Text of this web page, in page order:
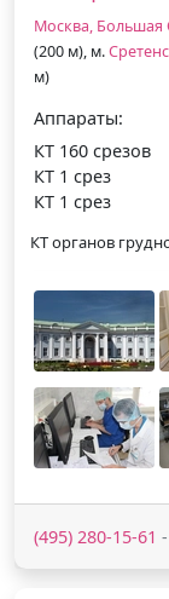
Москва, Большая
(200 м), м.
м)
Аппараты:
КТ 160 срезов
КТ 1 срез
КТ 1 срез
КТ органов
(495) 280-15-61